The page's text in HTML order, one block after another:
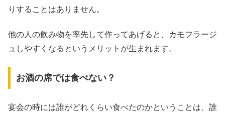
りすることはありません。
他の人の飲み物を率先して作ってあげると、カモフラージ
ュしやすくなるというメリットが生まれます。
お酒の席では食べない？
宴会の時には誰がどれくらい食べたのかということは、誰